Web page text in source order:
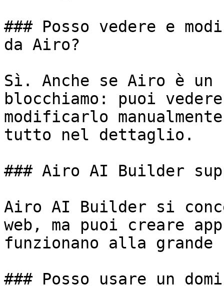
### Posso vedere e
da Airo?
Sì. Anche se Airo è
blocchiamo: puoi
modificarlo
tutto nel dettaglio.
### Airo AI Builder
Airo AI Builder si
web, ma puoi creare
funzionano alla
### Posso usare un